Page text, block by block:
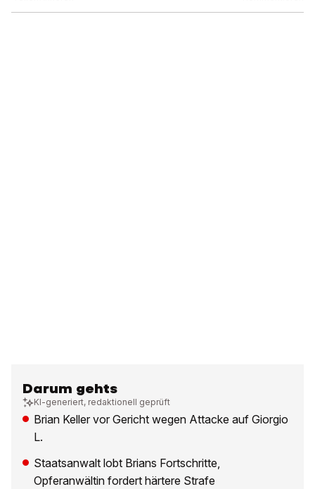
Darum gehts
KI-generiert, redaktionell geprüft
Brian Keller vor Gericht wegen Attacke auf Giorgio
L.
Staatsanwalt lobt Brians Fortschritte,
Opferanwältin fordert härtere Strafe